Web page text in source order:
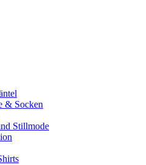
& Socken
Stillmode